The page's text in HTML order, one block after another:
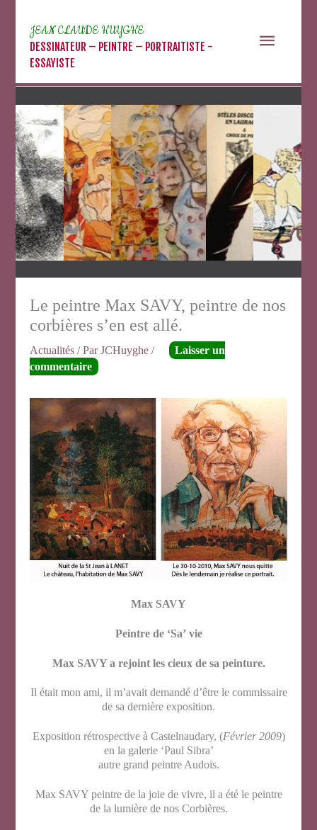
contenu
JEAN CLAUDE HUYGHE
DESSINATEUR – PEINTRE – PORTRAITISTE -
ESSAYISTE
Menu
Le peintre Max SAVY, peintre de nos
corbières s’en est allé.
Actualités / ParJCHuyghe/
Laisser un
commentaire
Max SAVY
Peintre de‘Sa’ vie
Max SAVY a rejoint les cieux de sa peinture.
Il était mon ami, il m’avait demandé d’être le commissaire
de sa dernière exposition.
Exposition rétrospective à Castelnaudary, (Février 2009)
en la galerie ‘Paul Sibra’
autre grand peintre Audois.
Max SAVY peintre de la joie de vivre, il a été le peintre
de la lumière de nos Corbières.